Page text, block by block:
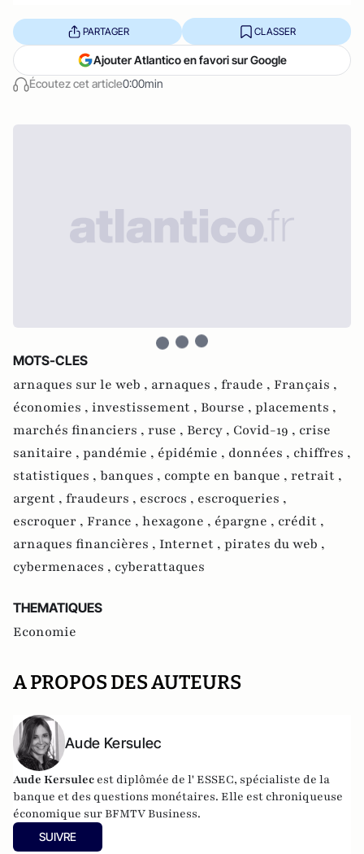
Écoutez cet article0:00min
PARTAGER CLASSER
Ajouter Atlantico en favori sur Google
MOTS-CLES
arnaques sur le web , arnaques , fraude , Français ,
économies , investissement , Bourse , placements ,
marchés financiers , ruse , Bercy , Covid-19 , crise
sanitaire , pandémie , épidémie , données , chiffres ,
statistiques , banques , compte en banque , retrait ,
argent , fraudeurs , escrocs , escroqueries ,
escroquer , France , hexagone , épargne , crédit ,
arnaques financières , Internet , pirates du web ,
cybermenaces , cyberattaques
THEMATIQUES
Economie
A PROPOS DES AUTEURS
Aude Kersulec
Aude Kersulec est diplômée de l' ESSEC, spécialiste de la
banque et des questions monétaires. Elle est chroniqueuse
économique sur BFMTV Business.
SUIVRE